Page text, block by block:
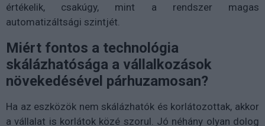
értékelik, csakúgy, mint a rendszer magas
automatizáltsági szintjét.
Miért fontos a technológia
skálázhatósága a vállalkozások
növekedésével párhuzamosan?
Ha az eszközök nem skálázhatók és korlátozottak, akkor
a vállalat is korlátok közé szorul. Jó néhány olyan dolog